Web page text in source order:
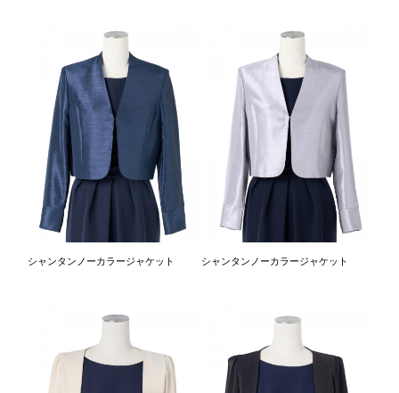
シャンタンノーカラージャケット シャンタンノーカラージャケット